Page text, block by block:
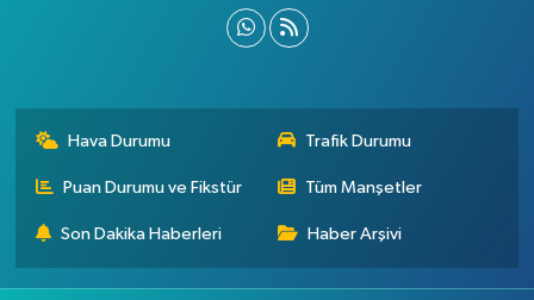
Hava Durumu Trafik Durumu
Puan Durumu ve Fikstür Tüm Manşetler
Son Dakika Haberleri Haber Arşivi